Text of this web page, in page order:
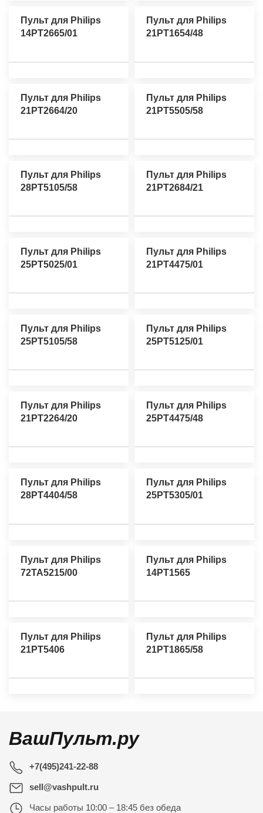
Пульт для Philips
14PT2665/01
Пульт для Philips
21PT1654/48
Пульт для Philips
21PT2664/20
Пульт для Philips
21PT5505/58
Пульт для Philips
28PT5105/58
Пульт для Philips
21PT2684/21
Пульт для Philips
25PT5025/01
Пульт для Philips
21PT4475/01
Пульт для Philips
25PT5105/58
Пульт для Philips
25PT5125/01
Пульт для Philips
21PT2264/20
Пульт для Philips
25PT4475/48
Пульт для Philips
28PT4404/58
Пульт для Philips
25PT5305/01
Пульт для Philips
72TA5215/00
Пульт для Philips
14PT1565
Пульт для Philips
21PT5406
Пульт для Philips
21PT1865/58
ВашПульт.ру
+7(495)241-22-88
sell@vashpult.ru
Часы работы 10:00 – 18:45 без обеда